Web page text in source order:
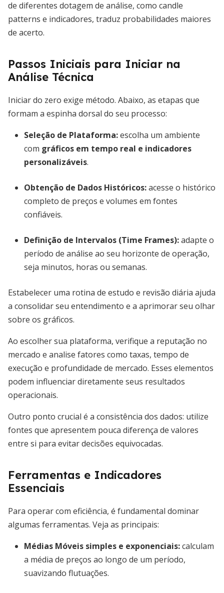
de diferentes dotagem de análise, como candle
patterns e indicadores, traduz probabilidades maiores
de acerto.
Passos Iniciais para Iniciar na
Análise Técnica
Iniciar do zero exige método. Abaixo, as etapas que
formam a espinha dorsal do seu processo:
Seleção de Plataforma:escolha um ambiente
com gráficos em tempo real e indicadores
personalizáveis.
Obtenção de Dados Históricos:acesse o histórico
completo de preços e volumes em fontes
confiáveis.
Definição de Intervalos (Time Frames):adapte o
período de análise ao seu horizonte de operação,
seja minutos, horas ou semanas.
Estabelecer uma rotina de estudo e revisão diária ajuda
a consolidar seu entendimento e a aprimorar seu olhar
sobre os gráficos.
Ao escolher sua plataforma, verifique a reputação no
mercado e analise fatores como taxas, tempo de
execução e profundidade de mercado. Esses elementos
podem influenciar diretamente seus resultados
operacionais.
Outro ponto crucial é a consistência dos dados: utilize
fontes que apresentem pouca diferença de valores
entre si para evitar decisões equivocadas.
Ferramentas e Indicadores
Essenciais
Para operar com eficiência, é fundamental dominar
algumas ferramentas. Veja as principais:
Médias Móveis simples e exponenciais:calculam
a média de preços ao longo de um período,
suavizando flutuações.